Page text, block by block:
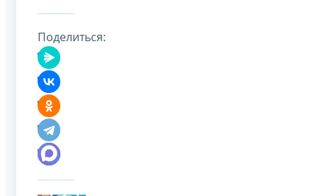
Поделиться: